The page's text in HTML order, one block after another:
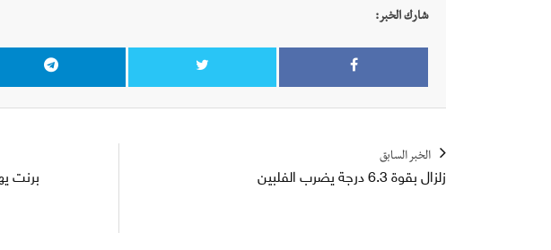
شارك الخبر:
الخبر السابق
زلزال بقوة 6.3 درجة يضرب الفلبين